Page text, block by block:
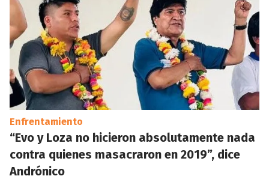
Enfrentamiento
“Evo y Loza no hicieron absolutamente nada
contra quienes masacraron en 2019”, dice
Andrónico